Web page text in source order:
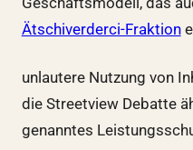
Ätschiverderci-Fraktion
unlautere Nutzung von
die Streetview Debatte
genanntes